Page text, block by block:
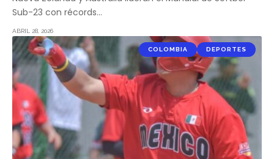
Sub-23 con récords…
ABRIL 28, 2026
COLOMBIA DEPORTES